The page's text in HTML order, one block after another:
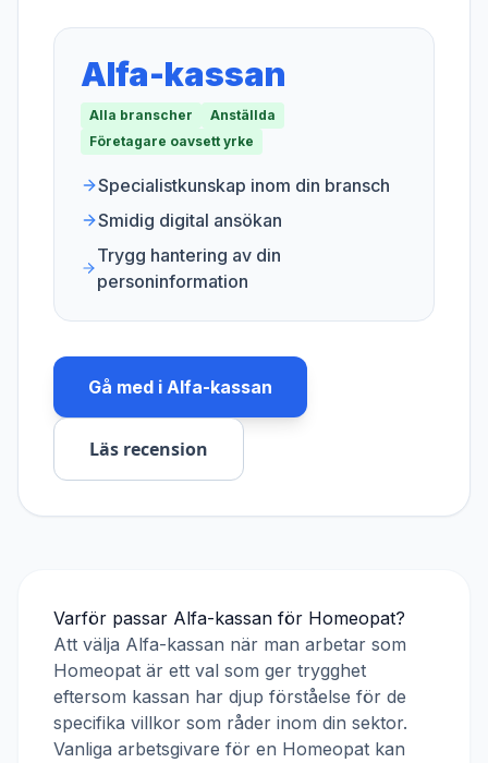
Alfa-kassan
Alla branscher
Anställda
Företagare oavsett yrke
Specialistkunskap inom din bransch
Smidig digital ansökan
Trygg hantering av din
personinformation
Gå med i Alfa-kassan
Läs recension
Varför passar Alfa-kassan för Homeopat?
Att välja Alfa-kassan när man arbetar som
Homeopat är ett val som ger trygghet
eftersom kassan har djup förståelse för de
specifika villkor som råder inom din sektor.
Vanliga arbetsgivare för en Homeopat kan